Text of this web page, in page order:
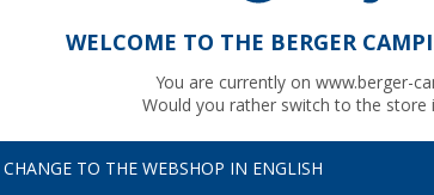
COLUMBIAWELCOME TO THE BERGER
You are currently on www.berger-
Would you rather switch to the store
CHANGE TO THE WEBSHOP IN ENGLISH